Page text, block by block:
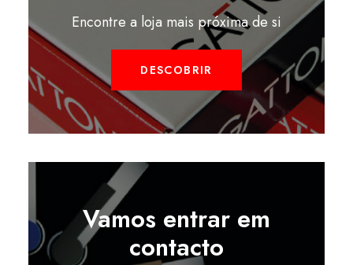
Encontre a loja mais próxima de si
DESCOBRIR
Vamos entrar em
contacto